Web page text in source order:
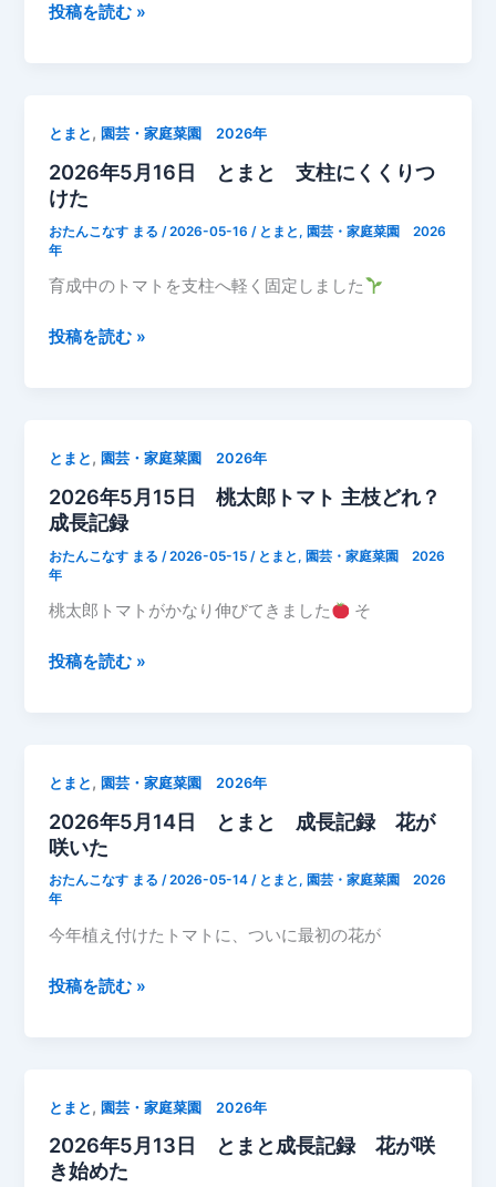
2026
日
と
ま
と
桃
太
成
投稿を読む »
とまと ,園芸・家庭菜園 2026年
2026年5月16日 とまと 支柱にくくりつ
けた
おたんこなす まる /2026-05-16 / とまと , 園芸・家庭菜園 2026
年
育成中のトマトを支柱へ軽く固定しました
2026
日
と
ま
と
支
柱
く
た
投稿を読む »
とまと ,園芸・家庭菜園 2026年
2026年5月15日 桃太郎トマト 主枝どれ？
成長記録
おたんこなす まる /2026-05-15 / とまと , 園芸・家庭菜園 2026
年
桃太郎トマトがかなり伸びてきました そ
2026
日
桃
太
郎
ト
マ
主
長
記
録
投稿を読む »
とまと ,園芸・家庭菜園 2026年
2026年5月14日 とまと 成長記録 花が
咲いた
おたんこなす まる/2026-05-14/ とまと , 園芸・家庭菜園 2026
年
今年植え付けたトマトに、ついに最初の花が
2026
日
と
ま
投稿を読む »
とまと ,園芸・家庭菜園 2026年
2026年5月13日 とまと成長記録 花が咲
き始めた